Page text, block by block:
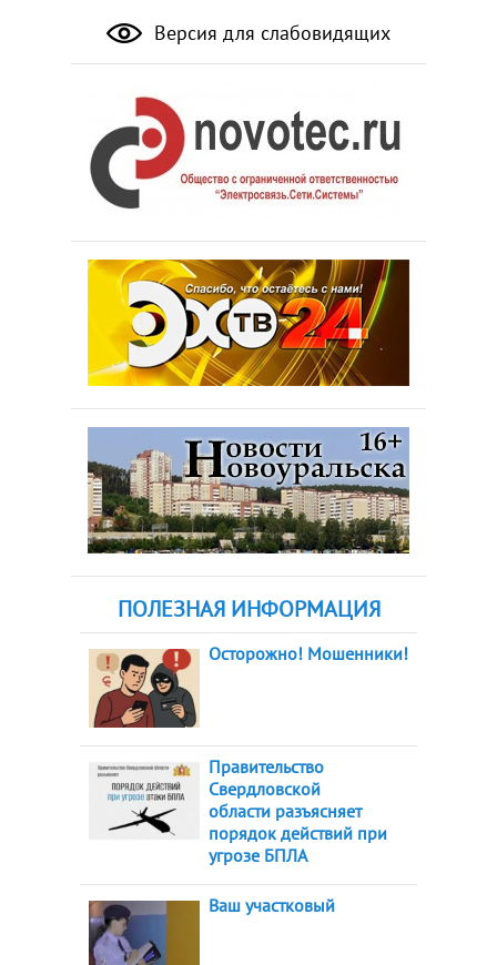
Версия для слабовидящих
ПОЛЕЗНАЯ ИНФОРМАЦИЯ
Осторожно! Мошенники!
Правительство
Свердловской
области разъясняет
порядок действий при
угрозе БПЛА
Ваш участковый